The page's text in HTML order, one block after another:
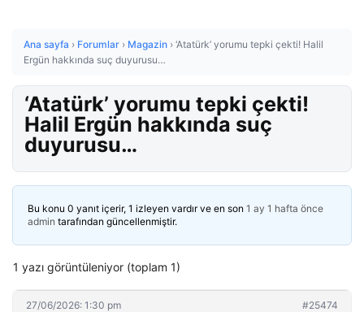
Ana sayfa › Forumlar › Magazin › ‘Atatürk’ yorumu tepki çekti! Halil
Ergün hakkında suç duyurusu…
‘Atatürk’ yorumu tepki çekti!
Halil Ergün hakkında suç
duyurusu…
Bu konu 0 yanıt içerir, 1 izleyen vardır ve en son 1 ay 1 hafta önce
admin tarafından güncellenmiştir.
1 yazı görüntüleniyor (toplam 1)
27/06/2026: 1:30 pm #25474